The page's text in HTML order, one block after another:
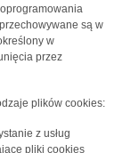
są w
w
przez
plików cookies:
z usług
pliki cookies